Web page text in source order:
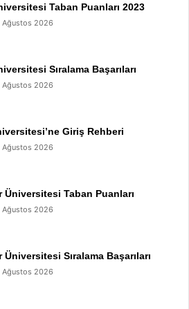
Taban Puanları 2023
Ağustos 2026
Sıralama Başarıları
Ağustos 2026
Giriş Rehberi
Ağustos 2026
Üniversitesi Taban Puanları
Ağustos 2026
Sıralama Başarıları
Ağustos 2026